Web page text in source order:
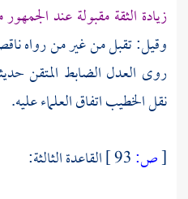
زيادة الثقة مقبولة عند
وقيل: تقبل من غير من رواه
روى العدل الضابط المتقن
نقل الخطيب اتفاق العلماء عليه.
[ص:
القاعدة الثالثة: